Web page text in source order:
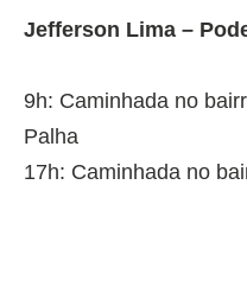
Jefferson Lima –
9h: Caminhada no
Palha
17h: Caminhada no